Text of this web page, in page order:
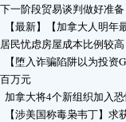
一阶段贸易谈判做好准备
【最新】【加拿大人明
民忧虑房屋成本比例较高
【堕入诈骗陷阱以为投资
万元
加拿大将4个新组织加入
【涉美国称毒枭韦丁】